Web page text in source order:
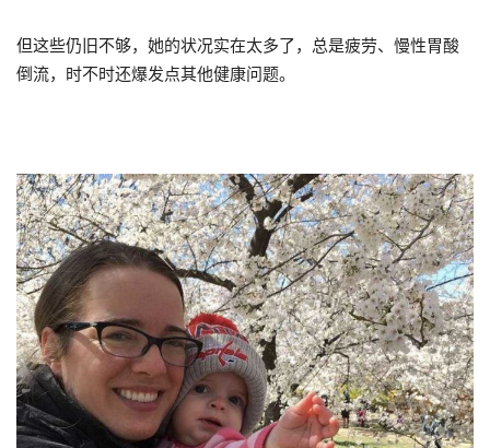
但这些仍旧不够，她的状况实在太多了，总是疲劳、慢性胃酸
倒流，时不时还爆发点其他健康问题。